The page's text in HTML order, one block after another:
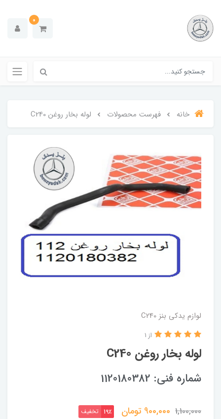
0
خانه فهرست محصولات لوله بخار روغن C240
لوازم یدکی بنز C240
لوله بخار روغن C240
از 1
شماره فنی: 1120180382
1,100,000
900,000 تومان 19٪ تخفیف